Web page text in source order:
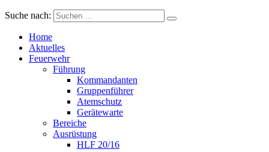
Suche nach:
Home
Aktuelles
Feuerwehr
Führung
Kommandanten
Gruppenführer
Atemschutz
Gerätewarte
Bereiche
Ausrüstung
HLF 20/16